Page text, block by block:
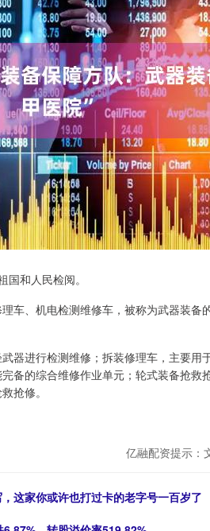
和人民检阅。
、机电检测维修车，被称为武器装备
进行检测维修；拆装修理车，主要用
备的综合维修作业单元；轮式装备抢救
抢修。
亿融配资提示：
这家你或许也打过卡的老字号一百岁了